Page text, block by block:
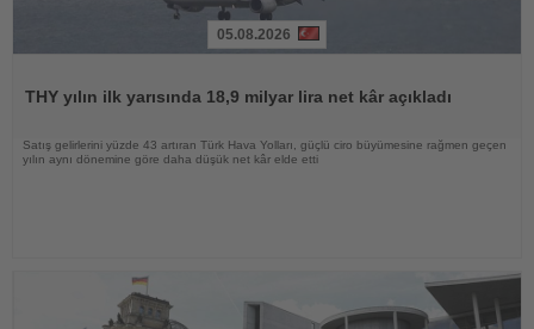
05.08.2026
THY yılın ilk yarısında 18,9 milyar lira net kâr açıkladı
Satış gelirlerini yüzde 43 artıran Türk Hava Yolları, güçlü ciro büyümesine rağmen geçen
yılın aynı dönemine göre daha düşük net kâr elde etti